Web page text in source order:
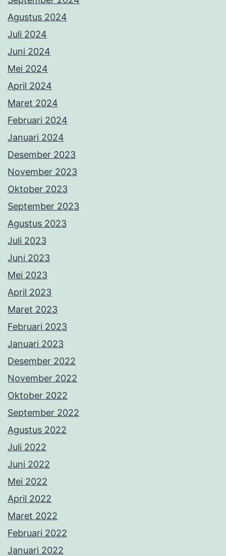
Agustus 2024
Juli 2024
Juni 2024
Mei 2024
April 2024
Maret 2024
Februari 2024
Januari 2024
Desember 2023
November 2023
Oktober 2023
September 2023
Agustus 2023
Juli 2023
Juni 2023
Mei 2023
April 2023
Maret 2023
Februari 2023
Januari 2023
Desember 2022
November 2022
Oktober 2022
September 2022
Agustus 2022
Juli 2022
Juni 2022
Mei 2022
April 2022
Maret 2022
Februari 2022
Januari 2022